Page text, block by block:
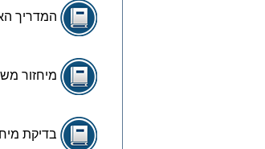
המדריך
מיחזור
בדיקת